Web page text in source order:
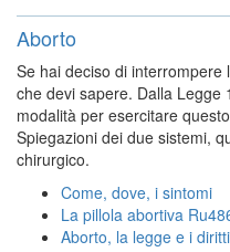
Aborto
Se hai deciso di
che devi sapere. Dalla Legge
modalità per esercitare
Spiegazioni dei due sistemi,
chirurgico.
Come, dove, i sintomi
La pillola abortiva
Aborto, la legge e i diritti